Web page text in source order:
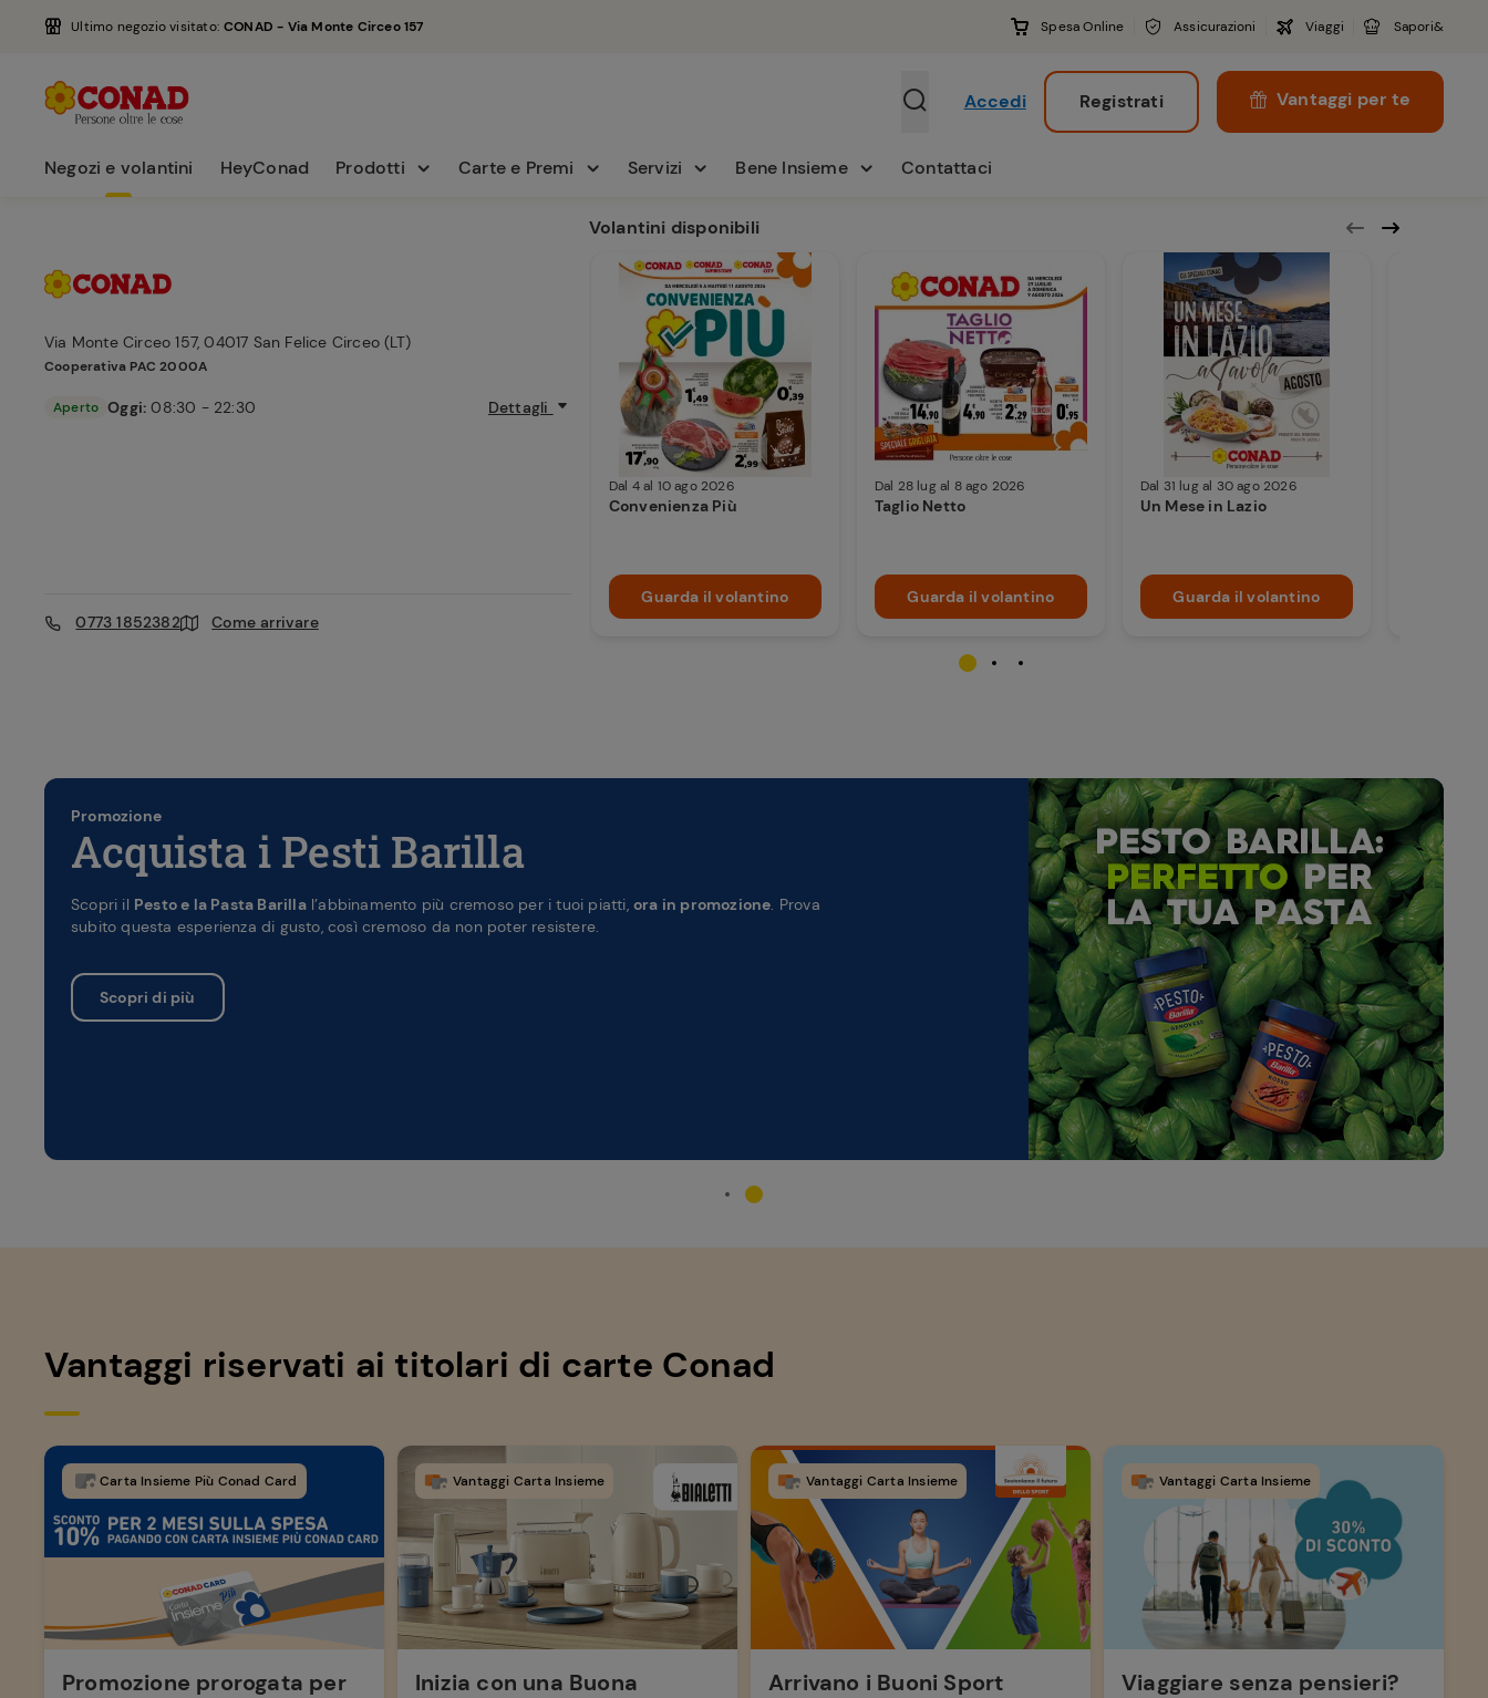
Ultimo negozio visitato: CONAD - Via Monte Circeo 157 Spesa Online Assicurazioni Viaggi Sapori&
Accedi Registrati Vantaggi per te
Negozi e volantini HeyConad Prodotti Carte e Premi Servizi Bene Insieme Contattaci
Via Monte Circeo 157, 04017 San Felice Circeo (LT)
Cooperativa PAC 2000A
Aperto Oggi: 08:30 - 22:30 Dettagli
0773 1852382 Come arrivare
Volantini disponibili
Dal 4 al 10 ago 2026
Convenienza Più
Guarda il volantino
Dal 28 lug al 8 ago 2026
Taglio Netto
Guarda il volantino
Dal 31 lug al 30 ago 2026
Un Mese in Lazio
Guarda il volantino
Promozione
Acquista i Pesti Barilla
Scopri il Pesto e la Pasta Barillal’abbinamento più cremoso per i tuoi piatti,ora in promozione. Prova
subito questa esperienza di gusto, così cremoso da non poter resistere.
Scopri di più
Vantaggi riservati ai titolari di carte Conad
Carta Insieme Più Conad Card
Promozione prorogata per
Vantaggi Carta Insieme
Inizia con una Buona
Vantaggi Carta Insieme
Arrivano i Buoni Sport
Vantaggi Carta Insieme
Viaggiare senza pensieri?